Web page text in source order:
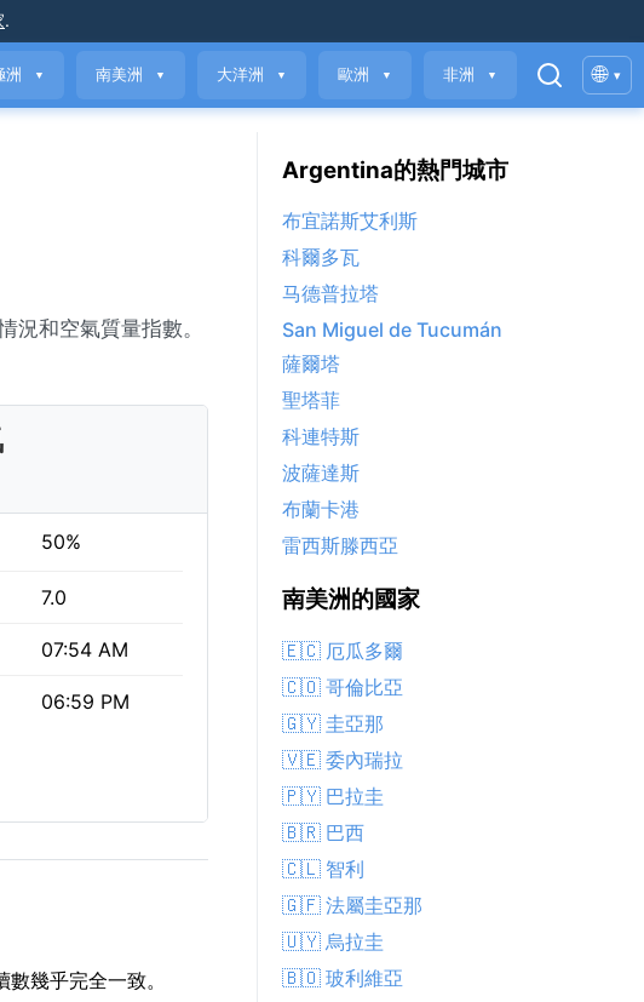
.
洲 ▼ 南美洲 ▼ 大洋洲 ▼ 歐洲 ▼ 非洲 ▼ 🌐 ▾
和空氣質量指數。
50%
7.0
07:54 AM
06:59 PM
幾乎完全一致。
Argentina的熱門城市
布宜諾斯艾利斯
科爾多瓦
马德普拉塔
San Miguel de Tucumán
薩爾塔
聖塔菲
科連特斯
波薩達斯
布蘭卡港
雷西斯滕西亞
南美洲的國家
🇪🇨 厄瓜多爾
🇨🇴 哥倫比亞
🇬🇾 圭亞那
🇻🇪 委內瑞拉
🇵🇾 巴拉圭
🇧🇷 巴西
🇨🇱 智利
🇬🇫 法屬圭亞那
🇺🇾 烏拉圭
🇧🇴 玻利維亞